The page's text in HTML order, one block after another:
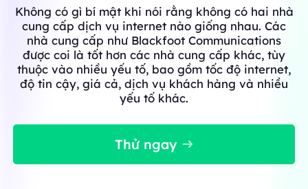
Không có gì bí mật khi nói rằng không có hai nhà
cung cấp dịch vụ internet nào giống nhau. Các
nhà cung cấp như Blackfoot Communications
được coi là tốt hơn các nhà cung cấp khác, tùy
thuộc vào nhiều yếu tố, bao gồm tốc độ internet,
độ tin cậy, giá cả, dịch vụ khách hàng và nhiều
yếu tố khác.
Thử ngay